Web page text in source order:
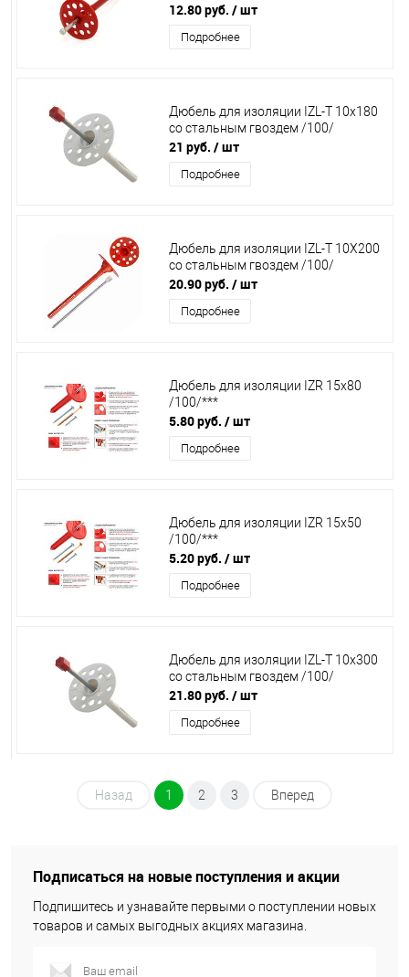
12.80 руб. / шт
Подробнее
Дюбель для изоляции IZL-T 10х180
со стальным гвоздем /100/
21 руб. / шт
Подробнее
Дюбель для изоляции IZL-T 10Х200
со стальным гвоздем /100/
20.90 руб. / шт
Подробнее
Дюбель для изоляции IZR 15х80
/100/***
5.80 руб. / шт
Подробнее
Дюбель для изоляции IZR 15х50
/100/***
5.20 руб. / шт
Подробнее
Дюбель для изоляции IZL-T 10х300
со стальным гвоздем /100/
21.80 руб. / шт
Подробнее
Назад 1 2 3 Вперед
Подписаться на новые поступления и акции
Подпишитесь и узнавайте первыми о поступлении новых
товаров и самых выгодных акциях магазина.